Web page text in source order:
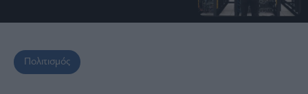
Business
Ναυτιλία
Πολιτισμός